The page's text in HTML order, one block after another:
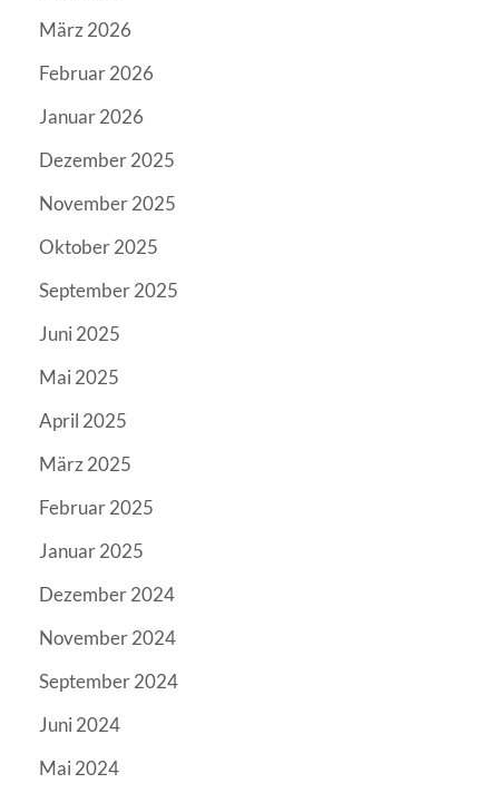
März 2026
Februar 2026
Januar 2026
Dezember 2025
November 2025
Oktober 2025
September 2025
Juni 2025
Mai 2025
April 2025
März 2025
Februar 2025
Januar 2025
Dezember 2024
November 2024
September 2024
Juni 2024
Mai 2024